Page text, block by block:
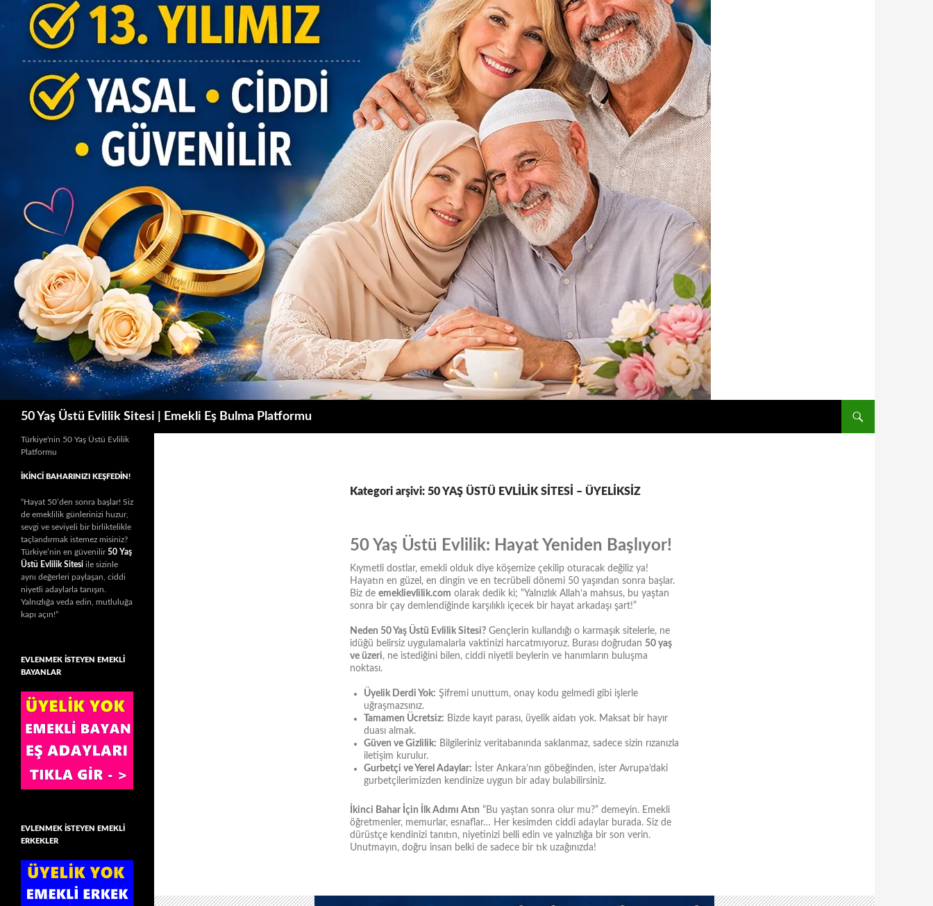
50 Yaş Üstü Evlilik Sitesi | Emekli Eş Bulma Platformu
Kategori arşivi: 50 YAŞ ÜSTÜ EVLİLİK SİTESİ – ÜYELİKSİZ
50 Yaş Üstü Evlilik: Hayat Yeniden Başlıyor!
Kıymetli dostlar, emekli olduk diye köşemize çekilip oturacak değiliz ya!
Hayatın en güzel, en dingin ve en tecrübeli dönemi 50 yaşından sonra başlar.
Biz de emeklievlilik.com olarak dedik ki; “Yalnızlık Allah’a mahsus, bu yaştan
sonra bir çay demlendiğinde karşılıklı içecek bir hayat arkadaşı şart!”
Neden 50 Yaş Üstü Evlilik Sitesi? Gençlerin kullandığı o karmaşık sitelerle, ne
idüğü belirsiz uygulamalarla vaktinizi harcatmıyoruz. Burası doğrudan 50 yaş
ve üzeri, ne istediğini bilen, ciddi niyetli beylerin ve hanımların buluşma
noktası.
Üyelik Derdi Yok: Şifremi unuttum, onay kodu gelmedi gibi işlerle
uğraşmazsınız.
Tamamen Ücretsiz: Bizde kayıt parası, üyelik aidatı yok. Maksat bir hayır
duası almak.
Güven ve Gizlilik: Bilgileriniz veritabanında saklanmaz, sadece sizin rızanızla
iletişim kurulur.
Gurbetçi ve Yerel Adaylar: İster Ankara’nın göbeğinden, ister Avrupa’daki
gurbetçilerimizden kendinize uygun bir aday bulabilirsiniz.
İkinci Bahar İçin İlk Adımı Atın “Bu yaştan sonra olur mu?” demeyin. Emekli
öğretmenler, memurlar, esnaflar… Her kesimden ciddi adaylar burada. Siz de
dürüstçe kendinizi tanıtın, niyetinizi belli edin ve yalnızlığa bir son verin.
Unutmayın, doğru insan belki de sadece bir tık uzağınızda!
Türkiye'nin 50 Yaş Üstü Evlilik
Platformu
İKINCI BAHARINIZI KEŞFEDIN!
“Hayat 50’den sonra başlar! Siz
de emeklilik günlerinizi huzur,
sevgi ve seviyeli bir birliktelikle
taçlandırmak istemez misiniz?
Türkiye’nin en güvenilir50 Yaş
Üstü Evlilik Sitesi ile sizinle
aynı değerleri paylaşan, ciddi
niyetli adaylarla tanışın.
Yalnızlığa veda edin, mutluluğa
kapı açın!”
EVLENMEK İSTEYEN EMEKLİ
BAYANLAR
EVLENMEK İSTEYEN EMEKLİ
ERKEKLER